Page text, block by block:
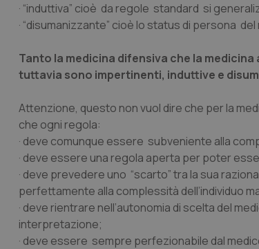
· “induttiva” cioè da regole standard si
· “disumanizzante” cioè lo status di persona
Tanto la medicina difensiva che la
tuttavia sono impertinenti, induttive e
Attenzione, questo non vuol dire che per la
che ogni regola:
· deve comunque essere subveniente alla
· deve essere una regola aperta per poter
· deve prevedere uno “scarto” tra la sua
perfettamente alla complessità dell’individuo
· deve rientrare nell’autonomia di scelta del
interpretazione;
· deve essere sempre perfezionabile dal